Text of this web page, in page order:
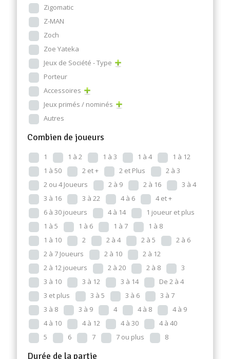
Zigomatic
Z-MAN
Zoch
Zoe Yateka
Jeux de Société - Type
Porteur
Accessoires
Jeux primés / nominés
Autres
Combien de joueurs
1 1 à 2 1 à 3 1 à 4
1 à 12
1 à 50
2 et + 2 et Plus
2 à 3
2 ou 4 Joueurs
2 à 9 2 à 16
3 à 4
3 à 16
3 à 22 4 à 6
4 et +
6 à 30 joueurs
4 à 14
1 joueur et plus
1 à 5
1 à 6 1 à 7
1 à 8
1 à 10
2 2 à 4 2 à 5
2 à 6
2 à 7 Joueurs
2 à 10
2 à 12
2 à 12 joueurs
2 à 20 2 à 8
3
3 à 10
3 à 12 3 à 14
De 2 à 4
3 et plus
3 à 5 3 à 6
3 à 7
3 à 8
3 à 9 4 4 à 8
4 à 9
4 à 10
4 à 12 4 à 30
4 à 40
5
6 7 7 ou plus 8
Durée de la partie